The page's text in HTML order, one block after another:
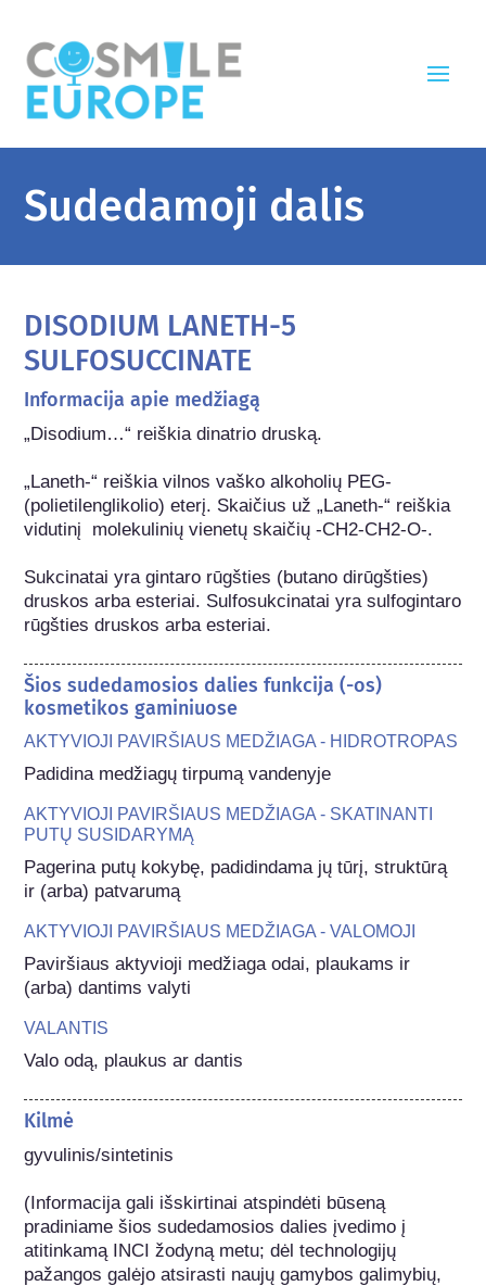
Sudedamoji dalis
DISODIUM LANETH-5
SULFOSUCCINATE
Informacija apie medžiagą
„Disodium…“ reiškia dinatrio druską.
„Laneth-“ reiškia vilnos vaško alkoholių PEG-
(polietilenglikolio) eterį. Skaičius už „Laneth-“ reiškia
vidutinį  molekulinių vienetų skaičių -CH2-CH2-O-.
Sukcinatai yra gintaro rūgšties (butano dirūgšties)
druskos arba esteriai. Sulfosukcinatai yra sulfogintaro
rūgšties druskos arba esteriai.
Šios sudedamosios dalies funkcija (-os)
kosmetikos gaminiuose
AKTYVIOJI PAVIRŠIAUS MEDŽIAGA - HIDROTROPAS
Padidina medžiagų tirpumą vandenyje
AKTYVIOJI PAVIRŠIAUS MEDŽIAGA - SKATINANTI
PUTŲ SUSIDARYMĄ
Pagerina putų kokybę, padidindama jų tūrį, struktūrą
ir (arba) patvarumą
AKTYVIOJI PAVIRŠIAUS MEDŽIAGA - VALOMOJI
Paviršiaus aktyvioji medžiaga odai, plaukams ir
(arba) dantims valyti
VALANTIS
Valo odą, plaukus ar dantis
Kilmė
gyvulinis/sintetinis
(Informacija gali išskirtinai atspindėti būseną
pradiniame šios sudedamosios dalies įvedimo į
atitinkamą INCI žodyną metu; dėl technologijų
pažangos galėjo atsirasti naujų gamybos galimybių,